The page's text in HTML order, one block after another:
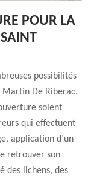
POUR LA
possibilités
De Riberac.
soient
qui effectuent
application d’un
retrouver son
des lichens, des